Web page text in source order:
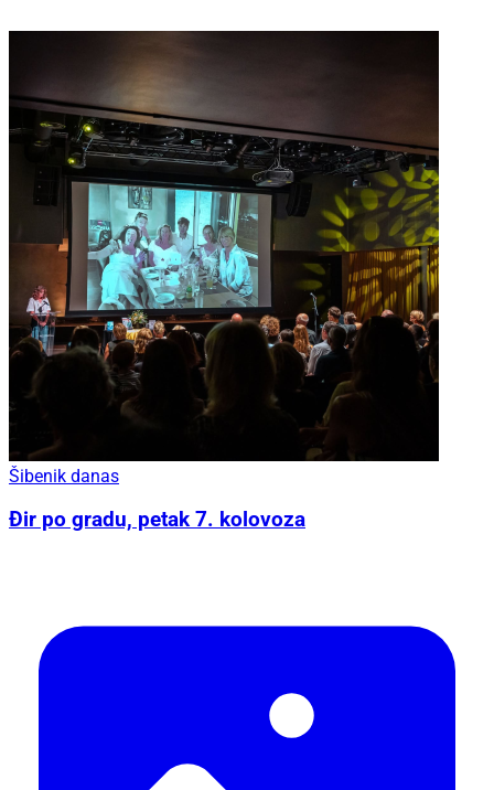
Šibenik danas
Đir po gradu, petak 7. kolovoza